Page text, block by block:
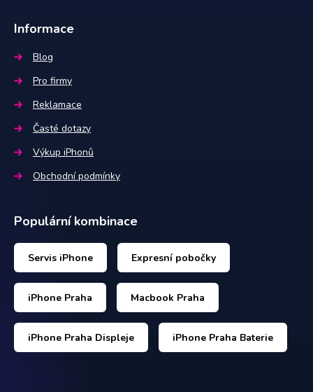
Informace
Blog
Pro firmy
Reklamace
Časté dotazy
Výkup iPhonů
Obchodní podmínky
Populární kombinace
Servis iPhone Expresní pobočky
iPhone Praha Macbook Praha
iPhone Praha Displeje iPhone Praha Baterie